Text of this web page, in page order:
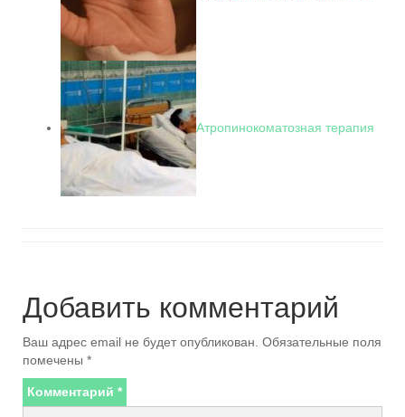
Атропинокоматозная терапия
Добавить комментарий
Ваш адрес email не будет опубликован. Обязательные поля
помечены *
Комментарий *